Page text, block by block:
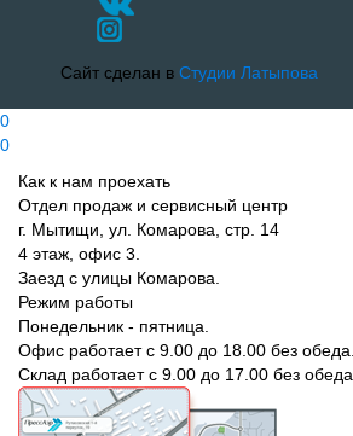
Сайт сделан в Студии Латыпова
0
0
Как к нам проехать
Отдел продаж и сервисный центр
г. Мытищи, ул. Комарова, стр. 14
4 этаж, офис 3.
Заезд с улицы Комарова.
Режим работы
Понедельник - пятница.
Офис работает с 9.00 до 18.00 без обеда.
Склад работает с 9.00 до 17.00 без обеда.